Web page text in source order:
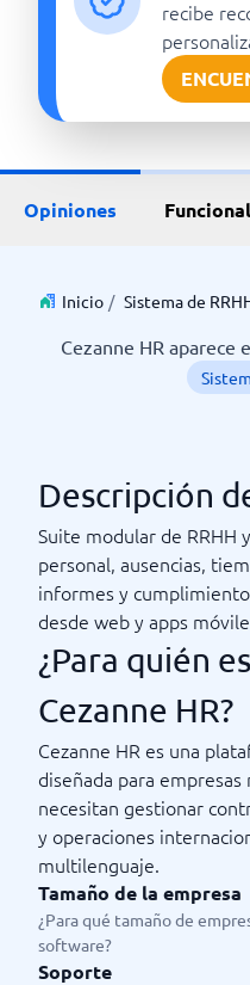
recibe
Opiniones
Inicio / Sistema de
Cezanne HR aparece
Descripción
Suite modular de RRHH
personal, ausencias,
informes y cumplimiento
desde web y apps
¿Para quién
Cezanne HR?
Cezanne HR es una
diseñada para
necesitan gestionar
y operaciones
multilenguaje.
Tamaño de la empresa
¿Para qué tamaño de
software?
Soporte